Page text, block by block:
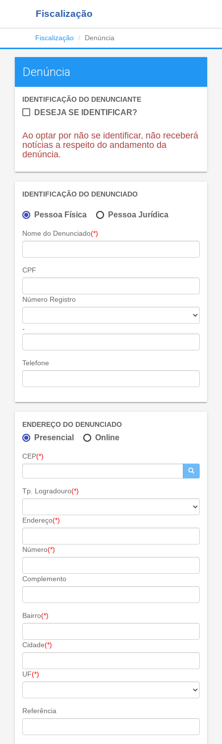
Fiscalização
Fiscalização Denúncia
Denúncia
IDENTIFICAÇÃO DO DENUNCIANTE
DESEJA SE IDENTIFICAR?
Ao optar por não se identificar, não receberá
notícias a respeito do andamento da
denúncia.
IDENTIFICAÇÃO DO DENUNCIADO
Pessoa Física Pessoa Jurídica
Nome do Denunciado(*)
CPF
Número Registro
-
Telefone
ENDEREÇO DO DENUNCIADO
Presencial Online
CEP(*)
Tp. Logradouro(*)
Endereço(*)
Número(*)
Complemento
Bairro(*)
Cidade(*)
UF(*)
Referência